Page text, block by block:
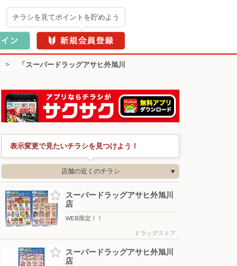
チラシを見てポイントを貯めよう
>
「スーパードラッグアサヒ外旭川
表示変更で見たいチラシを見つけよう！
店舗の近くのチラシ
スーパードラッグアサヒ外旭川
店
WEB限定！！
ドラッグストア
スーパードラッグアサヒ外旭川
店